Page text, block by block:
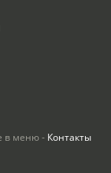
в меню - Контакты